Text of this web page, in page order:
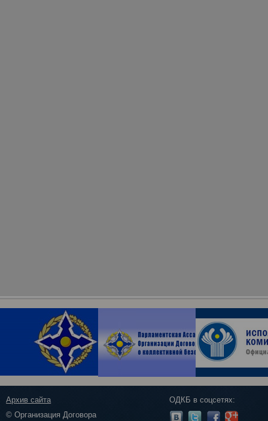
Архив сайта
© Организация Договора
ОДКБ в соцсетях: